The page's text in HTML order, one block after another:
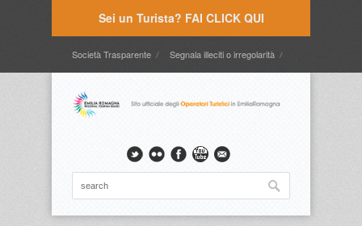
Sei un Turista? FAI CLICK QUI
Società Trasparente Segnala illeciti o irregolarità
Timbrature